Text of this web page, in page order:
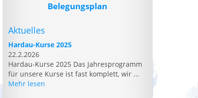
Belegungsplan
Aktuelles
Hardau-Kurse 2025
22.2.2026
Hardau-Kurse 2025 Das Jahresprogramm
für unsere Kurse ist fast komplett, wir ...
Mehr lesen